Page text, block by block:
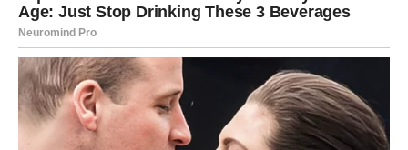
Zvijezde pokazuju da bi osoba iz prošlosti mogla ponovo
pokazati interesovanje za vas. Ovoga puta situacija
izgleda mnogo zrelije i iskrenije nego ranije.
Poruka srca